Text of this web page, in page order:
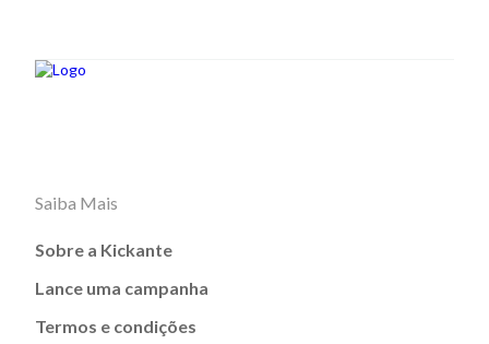
Saiba Mais
Sobre a Kickante
Lance uma campanha
Termos e condições